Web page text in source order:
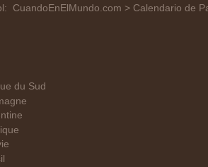
CuandoEnElMundo.com > Calendario de
du Sud